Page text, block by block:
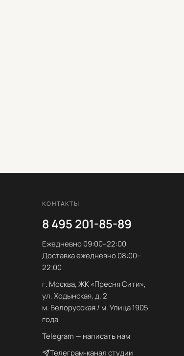
КОНТАКТЫ
8 495 201-85-89
Ежедневно 09:00–22:00
Доставка ежедневно 08:00–
22:00
г. Москва, ЖК «Пресня Сити»,
ул. Ходынская, д. 2
м. Белорусская / м. Улица 1905
года
Telegram — написать нам
Телеграм-канал студии